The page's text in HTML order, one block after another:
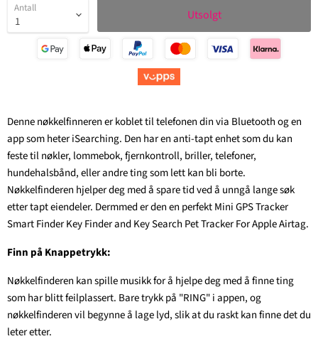
Antall Utsolgt
Denne nøkkelfinneren er koblet til telefonen din via Bluetooth og en
app som heter iSearching. Den har en anti-tapt enhet som du kan
feste til nøkler, lommebok, fjernkontroll, briller, telefoner,
hundehalsbånd, eller andre ting som lett kan bli borte.
Nøkkelfinderen hjelper deg med å spare tid ved å unngå lange søk
etter tapt eiendeler. Dermmed er den en perfekt Mini GPS Tracker
Smart Finder Key Finder and Key Search Pet Tracker For Apple Airtag.
Finn på Knappetrykk:
Nøkkelfinderen kan spille musikk for å hjelpe deg med å finne ting
som har blitt feilplassert. Bare trykk på "RING" i appen, og
nøkkelfinderen vil begynne å lage lyd, slik at du raskt kan finne det du
leter etter.